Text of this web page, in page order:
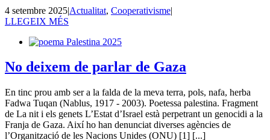
4 setembre 2025|Actualitat, Cooperativisme|
LLEGEIX MÉS
No deixem de parlar de Gaza
En tinc prou amb ser a la falda de la meva terra, pols, nafa, herba
Fadwa Tuqan (Nablus, 1917 - 2003). Poetessa palestina. Fragment
de La nit i els genets L’Estat d’Israel està perpetrant un genocidi a la
Franja de Gaza. Així ho han denunciat diverses agències de
l’Organització de les Nacions Unides (ONU) [1] [...]